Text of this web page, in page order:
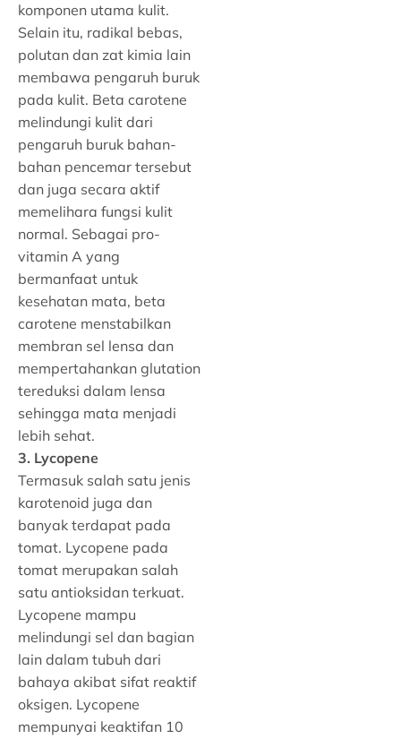
komponen utama kulit.
Selain itu, radikal bebas,
polutan dan zat kimia lain
membawa pengaruh buruk
pada kulit. Beta carotene
melindungi kulit dari
pengaruh buruk bahan-
bahan pencemar tersebut
dan juga secara aktif
memelihara fungsi kulit
normal. Sebagai pro-
vitamin A yang
bermanfaat untuk
kesehatan mata, beta
carotene menstabilkan
membran sel lensa dan
mempertahankan glutation
tereduksi dalam lensa
sehingga mata menjadi
lebih sehat.
3. Lycopene
Termasuk salah satu jenis
karotenoid juga dan
banyak terdapat pada
tomat. Lycopene pada
tomat merupakan salah
satu antioksidan terkuat.
Lycopene mampu
melindungi sel dan bagian
lain dalam tubuh dari
bahaya akibat sifat reaktif
oksigen. Lycopene
mempunyai keaktifan 10